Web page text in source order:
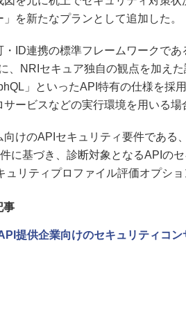
を新たなプランとして追加した。
ID連携の標準フレームワークであ
、NRIセキュア独自の観点を加え
」といったAPI特有の仕様を採
ービスなどの実行環境を用いる場
けのAPIセキュリティ要件である
に基づき、診断対象となるAPIの
ュリティプロファイル評価オプショ
事
提供企業向けのセキュリティコ